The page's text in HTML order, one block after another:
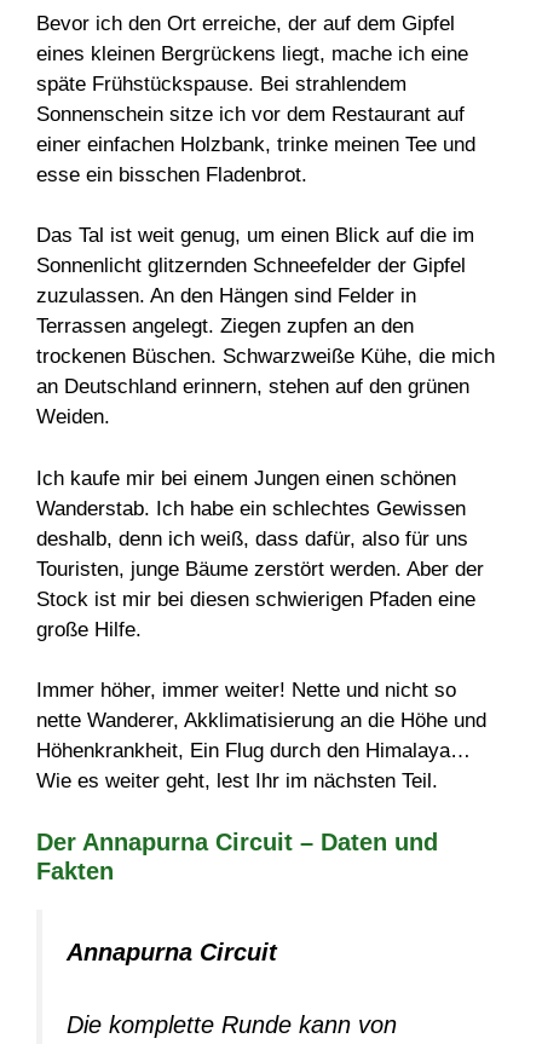
Bevor ich den Ort erreiche, der auf dem Gipfel
eines kleinen Bergrückens liegt, mache ich eine
späte Frühstückspause. Bei strahlendem
Sonnenschein sitze ich vor dem Restaurant auf
einer einfachen Holzbank, trinke meinen Tee und
esse ein bisschen Fladenbrot.
Das Tal ist weit genug, um einen Blick auf die im
Sonnenlicht glitzernden Schneefelder der Gipfel
zuzulassen. An den Hängen sind Felder in
Terrassen angelegt. Ziegen zupfen an den
trockenen Büschen. Schwarzweiße Kühe, die mich
an Deutschland erinnern, stehen auf den grünen
Weiden.
Ich kaufe mir bei einem Jungen einen schönen
Wanderstab. Ich habe ein schlechtes Gewissen
deshalb, denn ich weiß, dass dafür, also für uns
Touristen, junge Bäume zerstört werden. Aber der
Stock ist mir bei diesen schwierigen Pfaden eine
große Hilfe.
Immer höher, immer weiter! Nette und nicht so
nette Wanderer, Akklimatisierung an die Höhe und
Höhenkrankheit, Ein Flug durch den Himalaya…
Wie es weiter geht, lest Ihr im nächsten Teil.
Der Annapurna Circuit – Daten und
Fakten
Annapurna Circuit
Die komplette Runde kann von